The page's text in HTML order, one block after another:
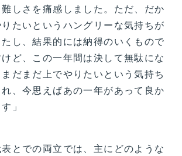
しさを痛感しました。ただ、だか
たいというハングリーな気持ちが
し、結果的には納得のいくもので
ど、この一年間は決して無駄にな
だまだ上でやりたいという気持ち
、今思えばあの一年があって良か
」
とでの両立では、主にどのような